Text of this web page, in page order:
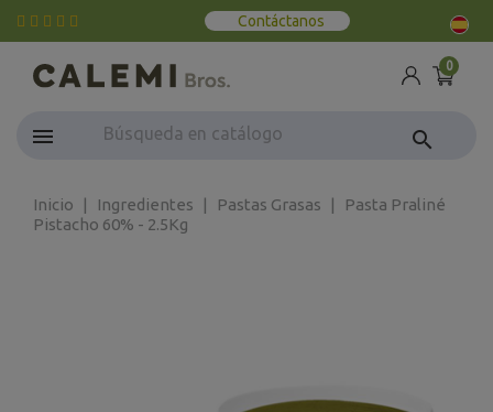
Contáctanos
0
search
Inicio Ingredientes Pastas Grasas
Pasta Praliné
Pistacho 60% - 2.5Kg